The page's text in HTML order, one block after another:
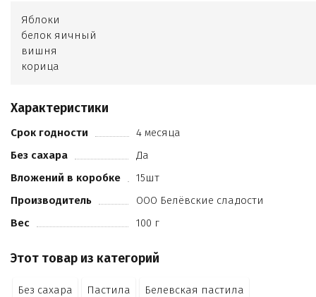
Яблоки
белок яичный
вишня
корица
Характеристики
Срок годности
4 месяца
Без сахара
Да
Вложений в коробке
15шт
Производитель
ООО Белёвские сладости
Вес
100 г
Этот товар из категорий
Без сахара Пастила Белевская пастила